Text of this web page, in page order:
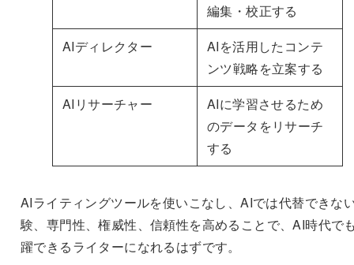
編集・校正する
AIディレクター
AIを活用したコンテ
ンツ戦略を立案する
AIリサーチャー
AIに学習させるため
のデータをリサーチ
する
AIライティングツールを使いこなし、AIでは代替できな
験、専門性、権威性、信頼性を高めることで、AI時代で
躍できるライターになれるはずです。